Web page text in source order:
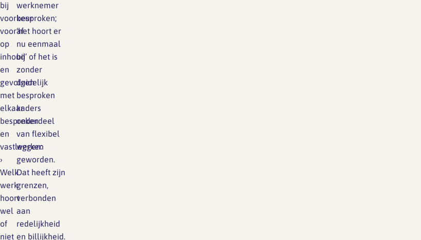
Overzicht regelingen cao-
verlof
Lief en leed
Branche analyse en
onderzoek
Rapport Arbeidszaken 2025
Rapport Arbeidszaken 2024
Rapport Arbeidszaken 2023
Sectoranalyse
Jaarrapportage
Ontwerpsector 2025
Ongewenst gedrag
Gedragscode
Vertrouwenspersoon
Handreikingen
Kantooromgeving
Maatregelen
bij
voorkeur
vooraf
op
inhoud
en
gevolgen
met
elkaar
bespreken
en
vastleggen:
›
Welk
werk
hoort
wel
of
niet
werknemer
besproken;
‘het hoort er
nu eenmaal
bij’ of het is
zonder
duidelijk
besproken
kaders
onderdeel
van flexibel
werken
geworden.
Dat heeft zijn
grenzen,
verbonden
aan
redelijkheid
en billijkheid.